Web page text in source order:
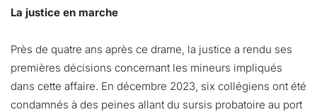
La justice en marche
Près de quatre ans après ce drame, la justice a rendu ses
premières décisions concernant les mineurs impliqués
dans cette affaire. En décembre 2023, six collégiens ont été
condamnés à des peines allant du sursis probatoire au port